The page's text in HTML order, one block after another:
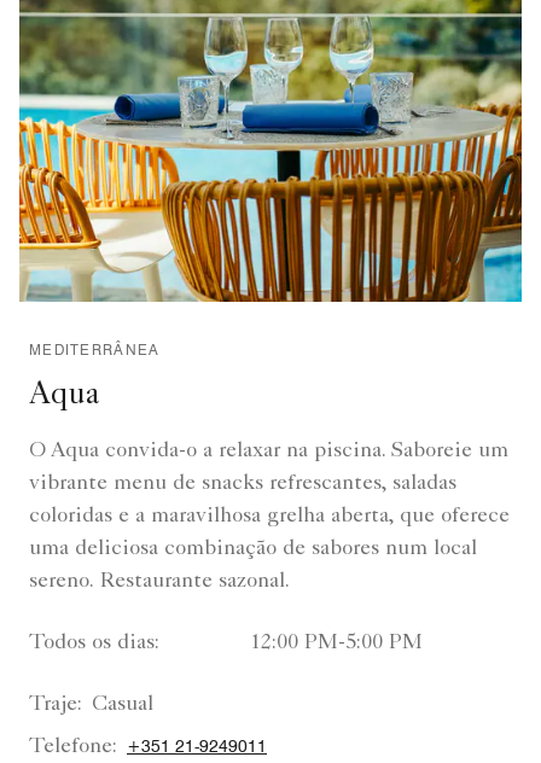
MEDITERRÂNEA
Aqua
O Aqua convida-o a relaxar na piscina. Saboreie um
vibrante menu de snacks refrescantes, saladas
coloridas e a maravilhosa grelha aberta, que oferece
uma deliciosa combinação de sabores num local
sereno. Restaurante sazonal.
Todos os dias: 12:00 PM-5:00 PM
Traje: Casual
Telefone:
+351 21-9249011